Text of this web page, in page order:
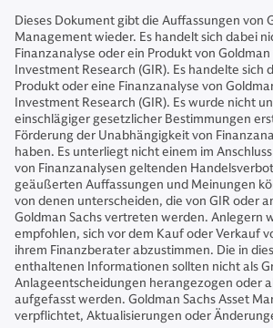
Dieses Dokument gibt die Auffassungen von
Management wieder. Es handelt sich dabei
Finanzanalyse oder ein Produkt von Goldman
Investment Research (GIR). Es handelte sich
Produkt oder eine Finanzanalyse von
Investment Research (GIR). Es wurde nicht
einschlägiger gesetzlicher Bestimmungen
Förderung der Unabhängigkeit von
haben. Es unterliegt nicht einem im
von Finanzanalysen geltenden
geäußerten Auffassungen und Meinungen
von denen unterscheiden, die von GIR oder
Goldman Sachs vertreten werden. Anlegern
empfohlen, sich vor dem Kauf oder Verkauf
ihrem Finanzberater abzustimmen. Die in
enthaltenen Informationen sollten nicht als
Anlageentscheidungen herangezogen oder
aufgefasst werden. Goldman Sachs Asset
verpflichtet, Aktualisierungen oder